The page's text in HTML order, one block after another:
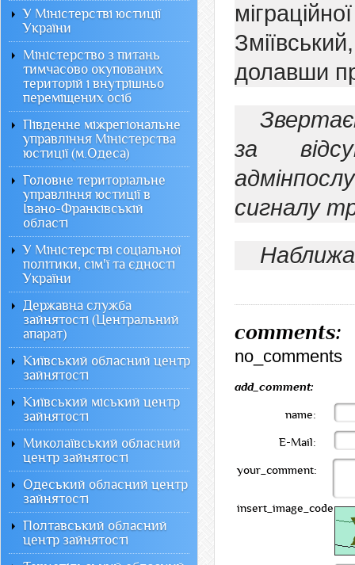
долавши
за
сигналу
comments:
no_comments
add_comment:
name:
E-Mail:
your_comment:
insert_image_code:
У Міністерстві юстиції
України
Міністерство з питань
тимчасово окупованих
територій і внутрішньо
переміщених осіб
Південне міжрегіональне
управління Міністерства
юстиції (м.Одеса)
Головне територіальне
управління юстиції в
Івано-Франківській
області
У Міністерстві соціальної
політики, сім'ї та єдності
України
Державна служба
зайнятості (Центральний
апарат)
Київський обласний центр
зайнятості
Київський міський центр
зайнятості
Миколаївський обласний
центр зайнятості
Одеський обласний центр
зайнятості
Полтавський обласний
центр зайнятості